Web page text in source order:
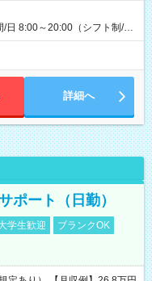
日 8:00～20:00（シフト制/実
では週4も有り） ※配達状況
※案件により多少の前後あ
詳細へ
ポート（日勤）
学生歓迎
ブランクOK